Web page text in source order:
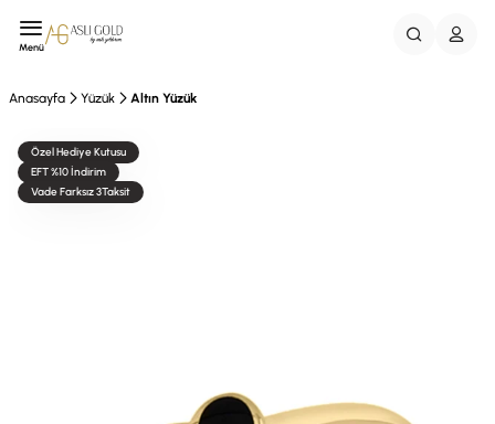
Menü
Anasayfa Yüzük Altın Yüzük
Özel Hediye Kutusu
EFT %10 İndirim
Vade Farksız 3Taksit